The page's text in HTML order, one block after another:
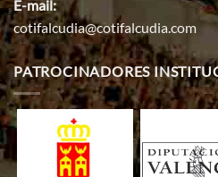
E-mail:
cotifalcudia@cotifalcudia.com
PATROCINADORES